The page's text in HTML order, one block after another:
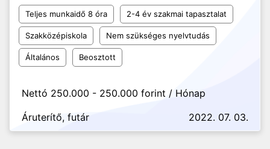
Teljes munkaidő 8 óra 2-4 év szakmai tapasztalat
Szakközépiskola Nem szükséges nyelvtudás
Általános Beosztott
Nettó 250.000 - 250.000 forint / Hónap
Áruterítő, futár
2022. 07. 03.